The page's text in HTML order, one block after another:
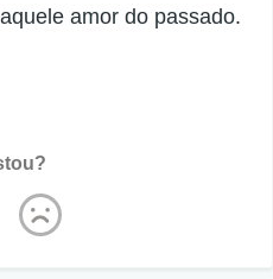
amor do passado.